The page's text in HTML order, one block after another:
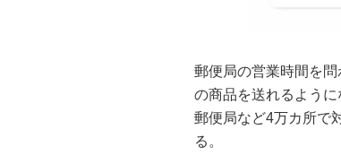
郵便局の営業時間を
の商品を送れるよう
郵便局など4万カ所で
る。